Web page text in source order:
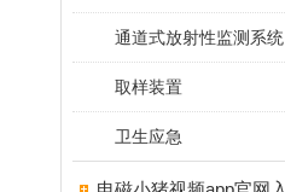
通道式放射性监测系统
取样装置
卫生应急